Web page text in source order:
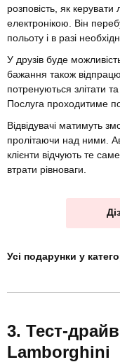
розповість, як
електронікою. Він
польоту і в разі
У друзів буде
бажання також
потренуються злітати
Послуга проходитиме
Відвідувачі матимуть
пролітаючи над ними.
клієнти відчують те
втрати рівноваги.
Усі подарунки у
Тест-
Lamborghini